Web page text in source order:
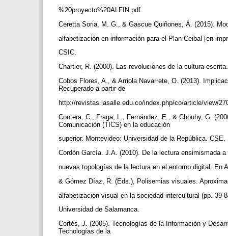
%20proyecto%20ALFIN.pdf
Ceretta Soria, M. G., & Gascue Quiñones, Á. (2015).
alfabetización en información para el Plan Ceibal [en
CSIC.
Chartier, R. (2000). Las revoluciones de la cultura
Cobos Flores, A., & Arriola Navarrete, O. (2013).
Recuperado a partir de
http://revistas.lasalle.edu.co/index.php/co/article/view/
Contera, C., Fraga, L., Fernández, E., & Chouhy, G.
Comunicación (TICS) en la educación
superior. Montevideo: Universidad de la República. CSE.
Cordón García. J.A. (2010). De la lectura ensimismada
nuevas topologías de la lectura en el entorno digital. En
& Gómez Díaz, R. (Eds.), Polisemias visuales.
alfabetización visual en la sociedad intercultural (pp. 39-
Universidad de Salamanca.
Cortés, J. (2005). Tecnologías de la Información y
Tecnologías de la